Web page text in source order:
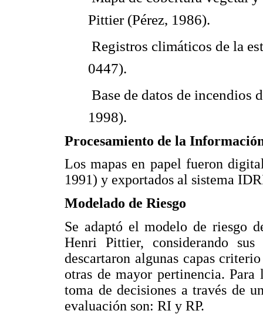
Pittier (Pérez, 1986).
 Registros climáticos de la
0447).
 Base de datos de
1998).
Procesamiento de la
Los mapas en papel fueron
1991) y exportados al sistema
Modelado de Riesgo
Se adaptó el modelo de riesgo
Henri Pittier, considerando
descartaron algunas capas
otras de mayor pertinencia.
toma de decisiones a través de
evaluación son: RI y RP.